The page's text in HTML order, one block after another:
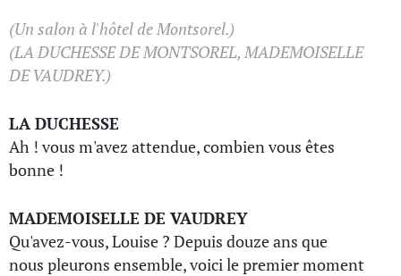
(Un salon à l'hôtel de Montsorel.)
(LA DUCHESSE DE MONTSOREL, MADEMOISELLE
DE VAUDREY.)
LA DUCHESSE
Ah ! vous m'avez attendue, combien vous êtes
bonne !
MADEMOISELLE DE VAUDREY
Qu'avez-vous, Louise ? Depuis douze ans que
nous pleurons ensemble, voici le premier moment